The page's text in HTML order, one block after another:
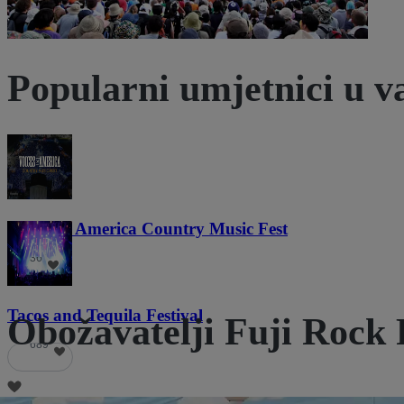
Popularni umjetnici u
Voices of America Country Music Fest
36
Tacos and Tequila Festival
689
Obožavatelji Fuji Rock